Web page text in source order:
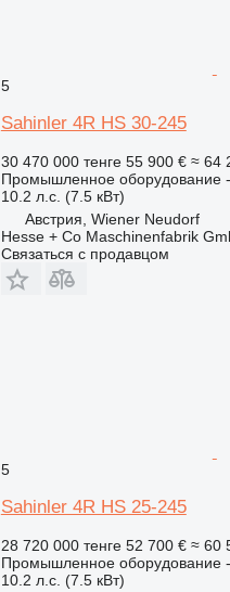
5
Sahinler 4R HS 30-245
30 470 000 тенге 55 900 € ≈ 64
Промышленное оборудование
10.2 л.с. (7.5 кВт)
Австрия, Wiener Neudorf
Hesse + Co Maschinenfabrik
Связаться с продавцом
5
Sahinler 4R HS 25-245
28 720 000 тенге 52 700 € ≈ 60
Промышленное оборудование
10.2 л.с. (7.5 кВт)